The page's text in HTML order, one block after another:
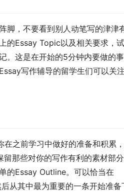
脚，不要看到别人动笔写的津津
的Essay Topic以及相关要求，
。这是在开始的5分钟内要做的事
写作辅导的留学生们可以关
之前学习中做好的准备和积累
那些对你的写作有利的素材部分
的Essay Outline。可以恰当在
从其中最为重要的一条开始准备